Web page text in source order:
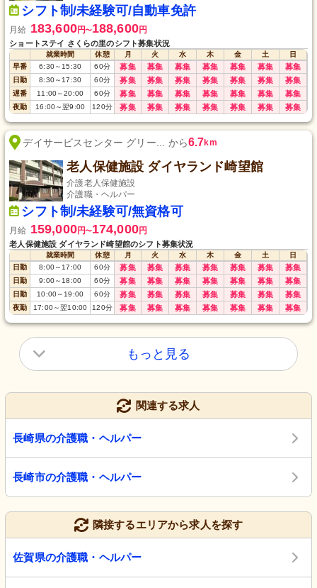
シフト制/未経験可/自動車免許
月給 183,600円〜188,600円
ショートステイ さくらの里のシフト募集状況
就業時間 休憩 月 火 水 木 金 土
日
早番
6:30～15:30 60分 募集 募集 募集 募集 募集 募集 募集
日勤 8:30～17:30 60分 募集 募集 募集 募集 募集 募集 募集
遅番 11:00～20:00 60分 募集 募集 募集 募集 募集 募集 募集
夜勤 16:00～翌9:00 120分 募集 募集 募集 募集 募集 募集 募集
デイサービスセンター グリー... から6.7km
老人保健施設 ダイヤランド崎望館
介護老人保健施設
介護職・ヘルパー
シフト制/未経験可/無資格可
月給 159,000円〜174,000円
老人保健施設 ダイヤランド崎望館のシフト募集状況
就業時間 休憩 月 火 水 木 金 土
日
日勤
8:00～17:00 60分 募集 募集 募集 募集 募集 募集 募集
日勤 9:00～18:00 60分 募集 募集 募集 募集 募集 募集 募集
日勤 10:00～19:00 60分 募集 募集 募集 募集 募集 募集 募集
夜勤 17:00～翌10:00 120分 募集 募集 募集 募集 募集 募集 募集
もっと見る
関連する求人
長崎県の介護職・ヘルパー
長崎市の介護職・ヘルパー
隣接するエリアから求人を探す
佐賀県の介護職・ヘルパー